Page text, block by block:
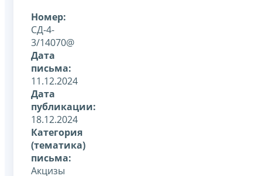
Номер:
СД-4-
3/14070@
Дата
письма:
11.12.2024
Дата
публикации:
18.12.2024
Категория
(тематика)
письма:
Акцизы